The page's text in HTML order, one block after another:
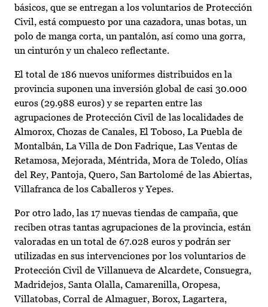
básicos, que se entregan a los voluntarios de Protección
Civil, está compuesto por una cazadora, unas botas, un
polo de manga corta, un pantalón, así como una gorra,
un cinturón y un chaleco reflectante.
El total de 186 nuevos uniformes distribuidos en la
provincia suponen una inversión global de casi 30.000
euros (29.988 euros) y se reparten entre las
agrupaciones de Protección Civil de las localidades de
Almorox, Chozas de Canales, El Toboso, La Puebla de
Montalbán, La Villa de Don Fadrique, Las Ventas de
Retamosa, Mejorada, Méntrida, Mora de Toledo, Olías
del Rey, Pantoja, Quero, San Bartolomé de las Abiertas,
Villafranca de los Caballeros y Yepes.
Por otro lado, las 17 nuevas tiendas de campaña, que
reciben otras tantas agrupaciones de la provincia, están
valoradas en un total de 67.028 euros y podrán ser
utilizadas en sus intervenciones por los voluntarios de
Protección Civil de Villanueva de Alcardete, Consuegra,
Madridejos, Santa Olalla, Camarenilla, Oropesa,
Villatobas, Corral de Almaguer, Borox, Lagartera,